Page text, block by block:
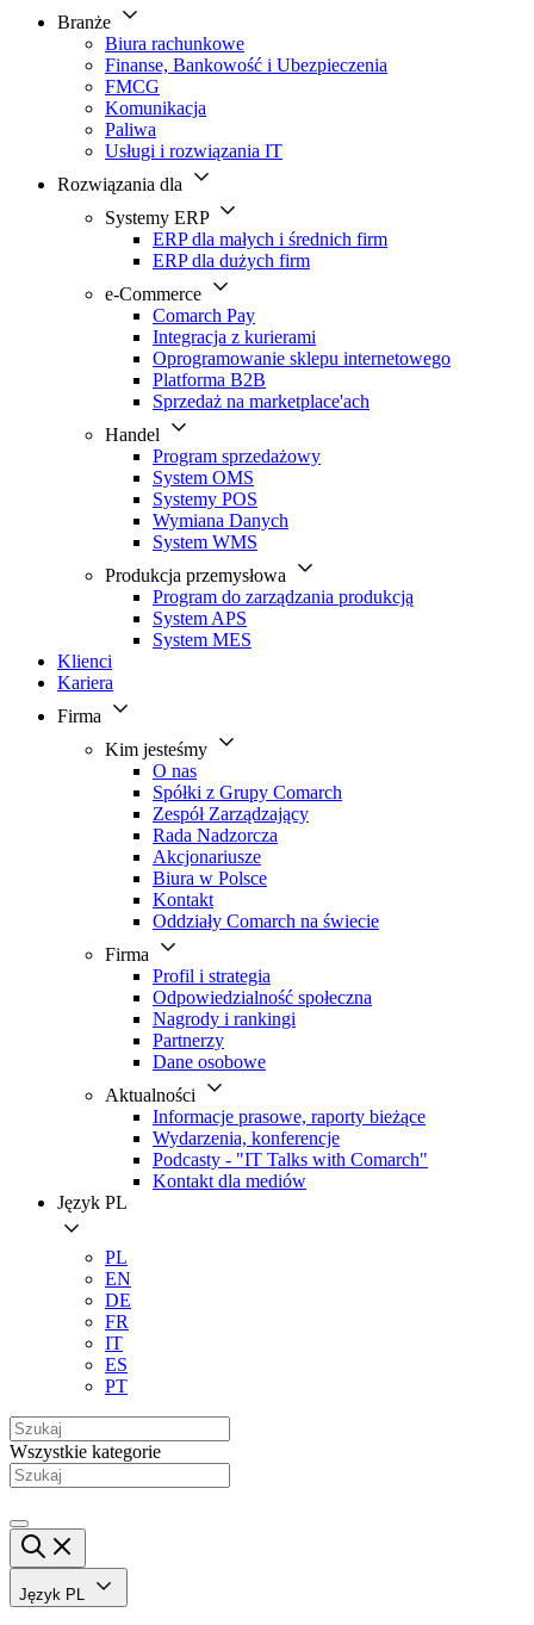
Branże
Biura rachunkowe
Finanse, Bankowość i Ubezpieczenia
FMCG
Komunikacja
Paliwa
Usługi i rozwiązania IT
Rozwiązania dla
Systemy ERP
ERP dla małych i średnich firm
ERP dla dużych firm
e-Commerce
Comarch Pay
Integracja z kurierami
Oprogramowanie sklepu internetowego
Platforma B2B
Sprzedaż na marketplace'ach
Handel
Program sprzedażowy
System OMS
Systemy POS
Wymiana Danych
System WMS
Produkcja przemysłowa
Program do zarządzania produkcją
System APS
System MES
Klienci
Kariera
Firma
Kim jesteśmy
O nas
Spółki z Grupy Comarch
Zespół Zarządzający
Rada Nadzorcza
Akcjonariusze
Biura w Polsce
Kontakt
Oddziały Comarch na świecie
Firma
Profil i strategia
Odpowiedzialność społeczna
Nagrody i rankingi
Partnerzy
Dane osobowe
Aktualności
Informacje prasowe, raporty bieżące
Wydarzenia, konferencje
Podcasty - "IT Talks with Comarch"
Kontakt dla mediów
Język PL
PL
EN
DE
FR
IT
ES
PT
Wszystkie kategorie
Język PL